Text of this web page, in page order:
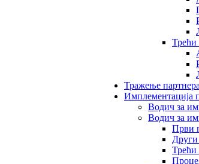
Трећи
Тражење партнера
Имплементација
Водич за
Водич за
Први
Други
Трећи